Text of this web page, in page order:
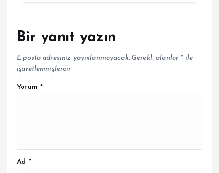
Bir yanıt yazın
E-posta adresiniz yayınlanmayacak. Gerekli alanlar *ile
işaretlenmişlerdir
Yorum *
Ad *